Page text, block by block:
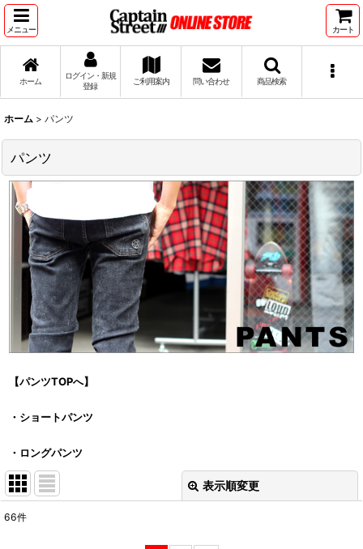
メニュー カート
ホーム
ログイン・新規
登録
ご利用案内 問い合わせ 商品検索
ホーム > パンツ
パンツ
【パンツTOPへ】
・ショートパンツ
・ロングパンツ
表示順変更
66件